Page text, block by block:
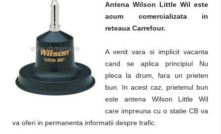
Antena Wilson Little Wil este
acum comercializata in
reteaua Carrefour.
A venit vara si implicit vacanta
cand se aplica principiul Nu
pleca la drum, fara un prieten
bun. In acest caz, prietenul bun
este antena Wilson Little Wil
care impreuna cu o statie CB va
va oferi in permanenta informatii despre trafic.